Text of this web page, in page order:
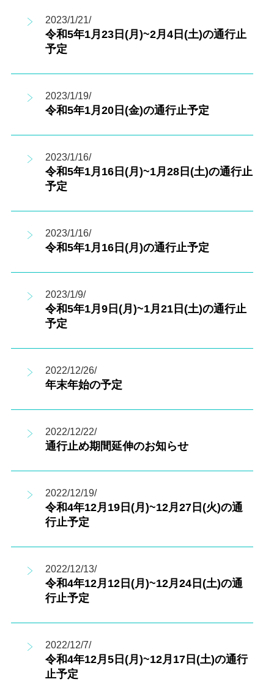
2023/1/21/
令和5年1月23日(月)~2月4日(土)の通行止
予定
2023/1/19/
令和5年1月20日(金)の通行止予定
2023/1/16/
令和5年1月16日(月)~1月28日(土)の通行止
予定
2023/1/16/
令和5年1月16日(月)の通行止予定
2023/1/9/
令和5年1月9日(月)~1月21日(土)の通行止
予定
2022/12/26/
年末年始の予定
2022/12/22/
通行止め期間延伸のお知らせ
2022/12/19/
令和4年12月19日(月)~12月27日(火)の通
行止予定
2022/12/13/
令和4年12月12日(月)~12月24日(土)の通
行止予定
2022/12/7/
令和4年12月5日(月)~12月17日(土)の通行
止予定